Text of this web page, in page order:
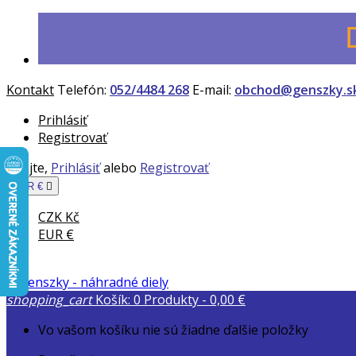
Kontakt Telefón: 052/4484 268 E-mail:
Prihlásiť
Registrovať
Vitajte, Prihlásiťalebo Registrovať
EUR € 
CZK Kč
EUR €
shopping_cart Košík: 0 Produkty - 0,00 €
Vo vašom košíku nie sú žiadne ďalšie položky